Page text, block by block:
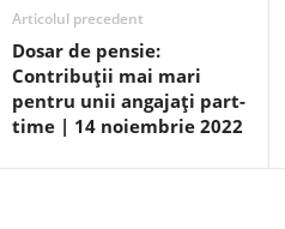
Articolul precedent
Dosar de pensie:
Contribuții mai mari
pentru unii angajați part-
time | 14 noiembrie 2022